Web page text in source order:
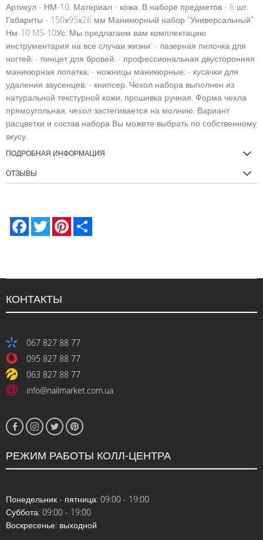
Артикул - НМ-10. Материал - кожа. В наборе предметов - 6 шт.
Габариты - 150х95х26 мм Маникюрный набор "Универсальный"
Нм-10 MS-10Ус. Мы предлагаем вам комплектацию
инструментария на все случаи жизни: - лазерная пилочка для
ногтей; - пинцет для бровей; - профессиональная двусторонняя
маникюрная лопатка; - ножницы маникюрные; - кусачки для
удаления заусенцев; - книпсер. Чехол набора выполнен из
натуральной текстурной кожи, прошивка ручная. Форма чехла
прямоугольная, чехол застегивается на молнию. Вариант
расцветки и состав набора Вы можете выбрать по собственному
вкусу.
ПОДРОБНАЯ ИНФОРМАЦИЯ
ОТЗЫВЫ
Facebook
Twitter Pinterest
КОНТАКТЫ
067 827 88 77
095 827 88 77
063 827 88 77
info@nailmarket.com.ua
РЕЖИМ РАБОТЫ КОЛЛ-ЦЕНТРА
Понедельник - пятница: 09:00 - 19:00
Суббота: 09:00 - 19:00
Воскресенье: выходной